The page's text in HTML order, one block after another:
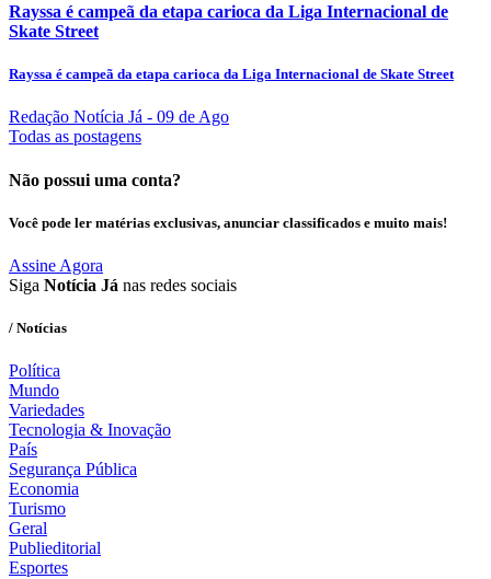
Rayssa é campeã da etapa carioca da Liga Internacional de
Skate Street
Rayssa é campeã da etapa carioca da Liga Internacional de Skate Street
Redação Notícia Já - 09 de Ago
Todas as postagens
Não possui uma conta?
Você pode ler matérias exclusivas, anunciar classificados e muito mais!
Assine Agora
Siga Notícia Já nas redes sociais
/ Notícias
Política
Mundo
Variedades
Tecnologia & Inovação
País
Segurança Pública
Economia
Turismo
Geral
Publieditorial
Esportes